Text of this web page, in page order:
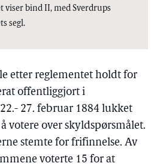
viser bind II, med Sverdrups
segl.
etter reglementet holdt for
offentliggjort i
27. februar 1884 lukket
votere over skyldspørsmålet.
stemte for frifinnelse. Av
voterte 15 for at